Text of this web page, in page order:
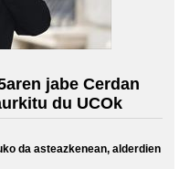
jabe Cerdan
du UCOk
da asteazkenean, alderdien